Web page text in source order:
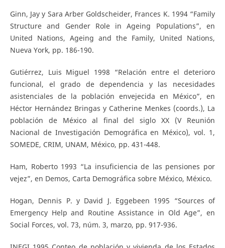
Ginn, Jay y Sara Arber Goldscheider, Frances K. 1994 “Family
Structure and Gender Role in Ageing Populations”, en
United Nations, Ageing and the Family, United Nations,
Nueva York, pp. 186-190.
Gutiérrez, Luis Miguel 1998 “Relación entre el deterioro
funcional, el grado de dependencia y las necesidades
asistenciales de la población envejecida en México”, en
Héctor Hernández Bringas y Catherine Menkes (coords.), La
población de México al final del siglo XX (V Reunión
Nacional de Investigación Demográfica en México), vol. 1,
SOMEDE, CRIM, UNAM, México, pp. 431-448.
Ham, Roberto 1993 “La insuficiencia de las pensiones por
vejez”, en Demos, Carta Demográfica sobre México, México.
Hogan, Dennis P. y David J. Eggebeen 1995 “Sources of
Emergency Help and Routine Assistance in Old Age”, en
Social Forces, vol. 73, núm. 3, marzo, pp. 917-936.